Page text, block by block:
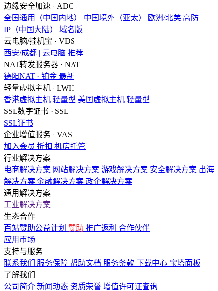
边缘安全加速 · ADC
全国通用（中国内地）
中国境外（亚太） 欧洲/北美 高防
IP（中国大陆）
域名版
云电脑/挂机宝 · VDS
西安/成都 | 云电脑 推荐
NAT转发服务器 · NAT
德阳NAT · 铂金 最新
轻量虚拟主机 · LWH
香港虚拟主机 轻量型 美国虚拟主机 轻量型
SSL数字证书 · SSL
SSL证书
企业增值服务 · VAS
加入会员 折扣 机房托管
行业解决方案
电商解决方案 网站解决方案 游戏解决方案 安全解决方案 出海
解决方案 金融解决方案 政企解决方案
通用解决方案
工业解决方案
生态合作
百站赞助公益计划 赞助 推广返利 合作伙伴
应用市场
支持与服务
联系我们
服务保障 帮助文档 服务条款 下载中心 宝塔面板
了解我们
公司简介 新闻动态 资质荣誉 增值许可证查询